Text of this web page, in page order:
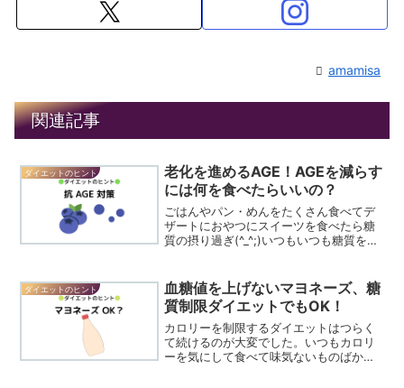
amamisa
関連記事
ダイエットのヒント
老化を進めるAGE！AGEを減らす
には何を食べたらいいの？
ごはんやパン・めんをたくさん食べてデ
ザートにおやつにスイーツを食べたら糖
質の摂り過ぎ(^_^;)いつもいつも糖質を食
み、「AGE」も増えていきます。
AGE（AGEs）とは...
ダイエットのヒント
血糖値を上げないマヨネーズ、糖
質制限ダイエットでもOK！
カロリーを制限するダイエットはつらく
て続けるのが大変でした。いつもカロリ
ーを気にして食べて味気ないものばかり